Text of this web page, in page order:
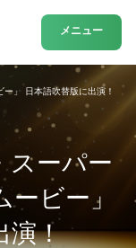
メニュー
ーパー
ビー」
演！
」 日本語吹替版に出演！